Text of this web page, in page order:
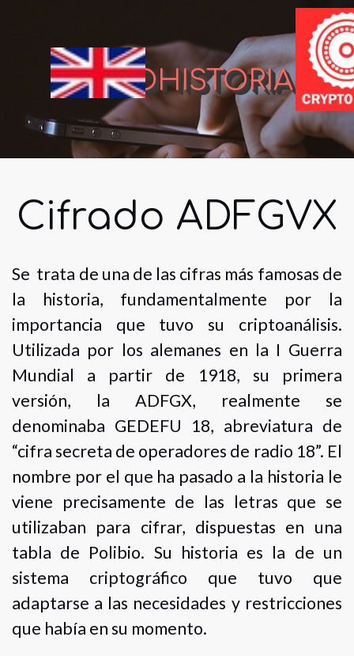
CRIPTOHISTORIA
Cifrado ADFGVX
Se trata de una de las cifras más famosas de
la historia, fundamentalmente por la
importancia que tuvo su criptoanálisis.
Utilizada por los alemanes en la I Guerra
Mundial a partir de 1918, su primera
versión, la ADFGX, realmente se
denominaba GEDEFU 18, abreviatura de
“cifra secreta de operadores de radio 18”. El
nombre por el que ha pasado a la historia le
viene precisamente de las letras que se
utilizaban para cifrar, dispuestas en una
tabla de Polibio. Su historia es la de un
sistema criptográfico que tuvo que
adaptarse a las necesidades y restricciones
que había en su momento.